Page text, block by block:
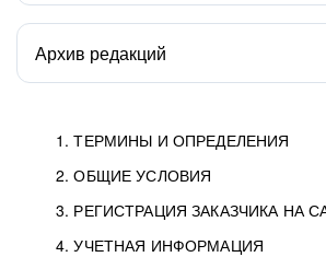
1. ТЕРМИНЫ И ОПРЕДЕЛЕНИЯ
2. ОБЩИЕ УСЛОВИЯ
3. РЕГИСТРАЦИЯ ЗАКАЗЧИКА НА
4. УЧЕТНАЯ ИНФОРМАЦИЯ
Архив редакций